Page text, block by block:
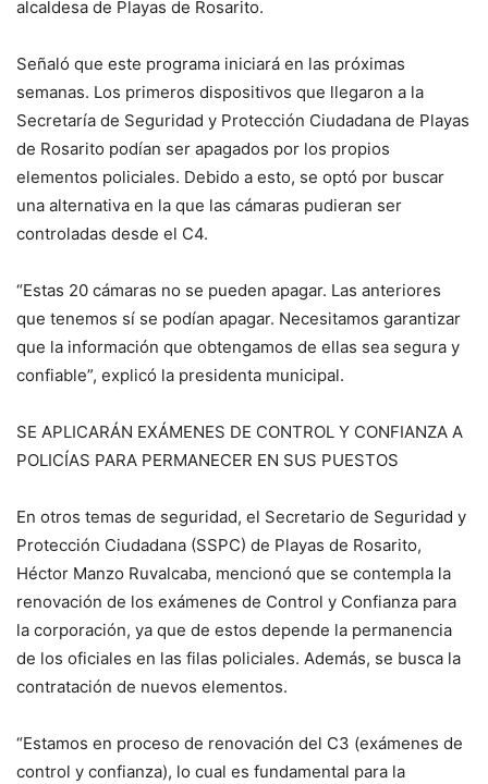
alcaldesa de Playas de Rosarito.
Señaló que este programa iniciará en las próximas
semanas. Los primeros dispositivos que llegaron a la
Secretaría de Seguridad y Protección Ciudadana de Playas
de Rosarito podían ser apagados por los propios
elementos policiales. Debido a esto, se optó por buscar
una alternativa en la que las cámaras pudieran ser
controladas desde el C4.
“Estas 20 cámaras no se pueden apagar. Las anteriores
que tenemos sí se podían apagar. Necesitamos garantizar
que la información que obtengamos de ellas sea segura y
confiable”, explicó la presidenta municipal.
SE APLICARÁN EXÁMENES DE CONTROL Y CONFIANZA A
POLICÍAS PARA PERMANECER EN SUS PUESTOS
En otros temas de seguridad, el Secretario de Seguridad y
Protección Ciudadana (SSPC) de Playas de Rosarito,
Héctor Manzo Ruvalcaba, mencionó que se contempla la
renovación de los exámenes de Control y Confianza para
la corporación, ya que de estos depende la permanencia
de los oficiales en las filas policiales. Además, se busca la
contratación de nuevos elementos.
“Estamos en proceso de renovación del C3 (exámenes de
control y confianza), lo cual es fundamental para la